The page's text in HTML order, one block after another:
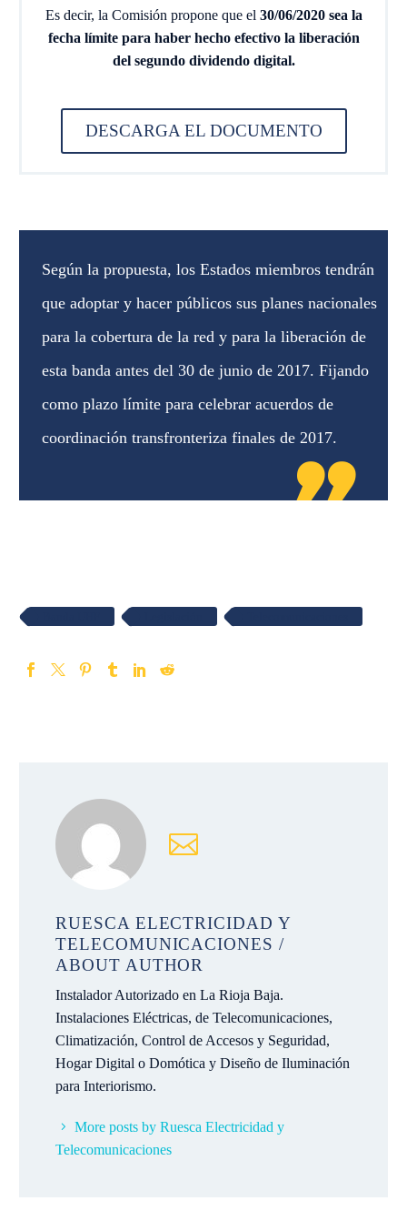
Es decir, la Comisión propone que el 30/06/2020 sea la
fecha límite para haber hecho efectivo la liberación
del segundo dividendo digital.
DESCARGA EL DOCUMENTO
Según la propuesta, los Estados miembros tendrán
que adoptar y hacer públicos sus planes nacionales
para la cobertura de la red y para la liberación de
esta banda antes del 30 de junio de 2017. Fijando
como plazo límite para celebrar acuerdos de
coordinación transfronteriza finales de 2017.
RUESCA ELECTRICIDAD Y
TELECOMUNICACIONES/
ABOUT AUTHOR
Instalador Autorizado en La Rioja Baja.
Instalaciones Eléctricas, de Telecomunicaciones,
Climatización, Control de Accesos y Seguridad,
Hogar Digital o Domótica y Diseño de Iluminación
para Interiorismo.
More posts by Ruesca Electricidad y
Telecomunicaciones